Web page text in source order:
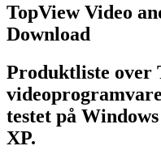
TopView Video
Download
Produktliste over
testet på
XP.